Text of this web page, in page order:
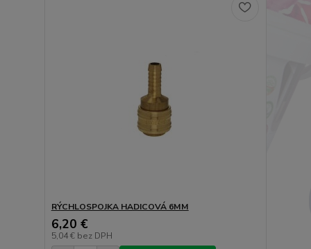
RÝCHLOSPOJKA HADICOVÁ 6MM
6,20 €
5,04 € bez DPH